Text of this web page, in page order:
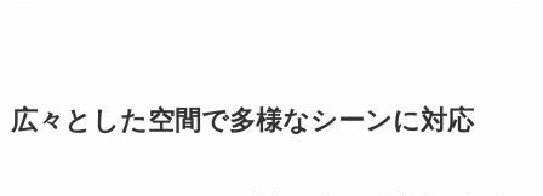
広々とした空間で多様なシーンに対応